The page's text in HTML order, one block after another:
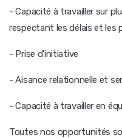
- Capacité à travailler sur
respectant les délais et les
- Prise d'initiative
- Aisance relationnelle et
- Capacité à travailler en
Toutes nos opportunités